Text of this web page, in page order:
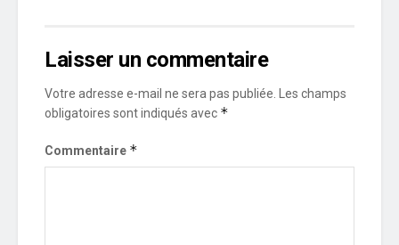
Laisser un commentaire
Votre adresse e-mail ne sera pas publiée.
Les champs
obligatoires sont indiqués avec *
Commentaire *